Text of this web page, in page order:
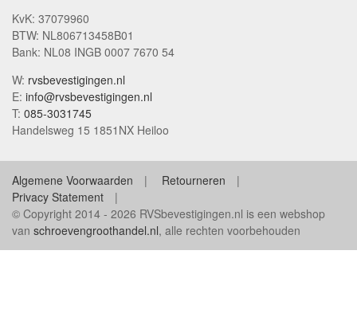
KvK: 37079960
BTW: NL806713458B01
Bank: NL08 INGB 0007 7670 54
W: rvsbevestigingen.nl
E: info@rvsbevestigingen.nl
T: 085-3031745
Handelsweg 15 1851NX Heiloo
Algemene Voorwaarden
Retourneren
Privacy Statement
© Copyright 2014 - 2026 RVSbevestigingen.nl is een webshop
van schroevengroothandel.nl, alle rechten voorbehouden